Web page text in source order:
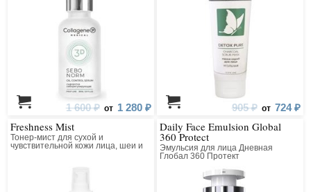
1 600 ₽ от 1 280 ₽ 905 ₽ от 724 ₽
Freshness Mist
Тонер-мист для сухой и
чувствительной кожи лица, шеи и
Daily Face Emulsion Global
360 Protect
Эмульсия для лица Дневная
Глобал 360 Протект